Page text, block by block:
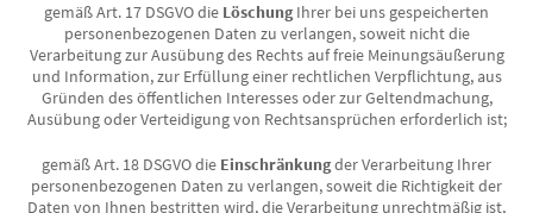
gemäß Art. 17 DSGVO die LöschungIhrer bei uns gespeicherten
personenbezogenen Daten zu verlangen, soweit nicht die
Verarbeitung zur Ausübung des Rechts auf freie Meinungsäußerung
und Information, zur Erfüllung einer rechtlichen Verpflichtung, aus
Gründen des öffentlichen Interesses oder zur Geltendmachung,
Ausübung oder Verteidigung von Rechtsansprüchen erforderlich ist;
gemäß Art. 18 DSGVO die Einschränkungder Verarbeitung Ihrer
personenbezogenen Daten zu verlangen, soweit die Richtigkeit der
Daten von Ihnen bestritten wird, die Verarbeitung unrechtmäßig ist,